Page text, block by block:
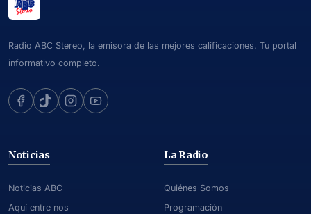
Radio ABC Stereo, la emisora de las mejores calificaciones. Tu portal
informativo completo.
Noticias
Noticias ABC
Aquí entre nos
La Radio
Quiénes Somos
Programación